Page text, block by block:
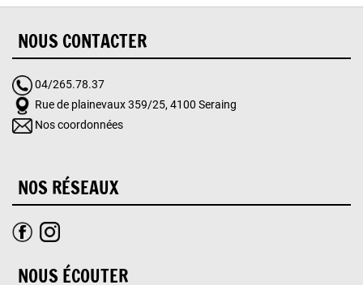
NOUS CONTACTER
04/265.78.37
Rue de plainevaux 359/25, 4100 Seraing
Nos coordonnées
NOS RÉSEAUX
NOUS ÉCOUTER